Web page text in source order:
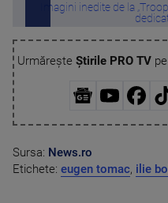
Imagini inedite de la
Urmărește Știrile PRO TVpe
Sursa: News.ro
Etichete: eugen tomac, ilie